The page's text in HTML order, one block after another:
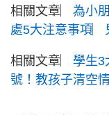
相關文章︳ 為小
處5大注意事項
相關文章︳ 學生3
號！教孩子清空